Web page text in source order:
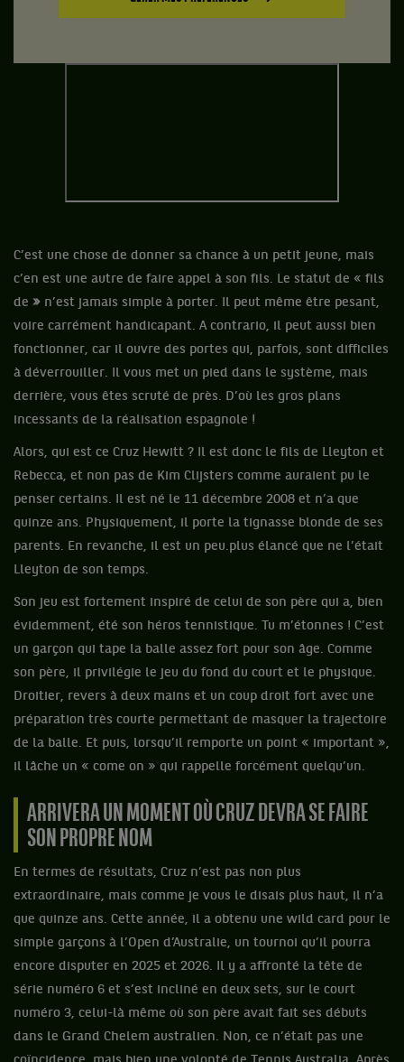
C’est une chose de donner sa chance à un petit jeune, mais
c’en est une autre de faire appel à son fils. Le statut de « fils
de » n’est jamais simple à porter. Il peut même être pesant,
voire carrément handicapant. A contrario, il peut aussi bien
fonctionner, car il ouvre des portes qui, parfois, sont difficiles
à déverrouiller. Il vous met un pied dans le système, mais
derrière, vous êtes scruté de près. D’où les gros plans
incessants de la réalisation espagnole !
Alors, qui est ce Cruz Hewitt ? Il est donc le fils de Lleyton et
Rebecca, et non pas de Kim Clijsters comme auraient pu le
penser certains. Il est né le 11 décembre 2008 et n’a que
quinze ans. Physiquement, il porte la tignasse blonde de ses
parents. En revanche, il est un peu.plus élancé que ne l’était
Lleyton de son temps.
Son jeu est fortement inspiré de celui de son père qui a, bien
évidemment, été son héros tennistique. Tu m’étonnes ! C’est
un garçon qui tape la balle assez fort pour son âge. Comme
son père, il privilégie le jeu du fond du court et le physique.
Droitier, revers à deux mains et un coup droit fort avec une
préparation très courte permettant de masquer la trajectoire
de la balle. Et puis, lorsqu’il remporte un point « important »,
il lâche un « come on » qui rappelle forcément quelqu’un.
ARRIVERA UN MOMENT OÙ CRUZ DEVRA SE FAIRE
SON PROPRE NOM
En termes de résultats, Cruz n’est pas non plus
extraordinaire, mais comme je vous le disais plus haut, il n’a
que quinze ans. Cette année, il a obtenu une wild card pour le
simple garçons à l’Open d’Australie, un tournoi qu’il pourra
encore disputer en 2025 et 2026. Il y a affronté la tête de
série numéro 6 et s’est incliné en deux sets, sur le court
numéro 3, celui-là même où son père avait fait ses débuts
dans le Grand Chelem australien. Non, ce n’était pas une